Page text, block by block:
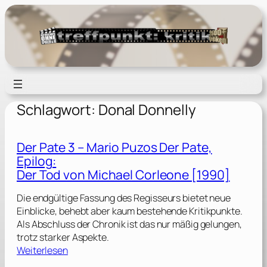
Zum
Inhalt
springen
Schlagwort: Donal Donnelly
Der Pate 3 – Mario Puzos Der Pate,
Epilog:
Der Tod von Michael Corleone [1990]
Die endgültige Fassung des Regisseurs bietet neue
Einblicke, behebt aber kaum bestehende Kritikpunkte.
Als Abschluss der Chronik ist das nur mäßig gelungen,
trotz starker Aspekte.
Weiterlesen: